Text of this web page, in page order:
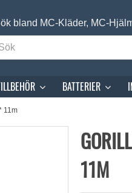
bland MC-Kläder, MC-
BATTERIER
11m
11M